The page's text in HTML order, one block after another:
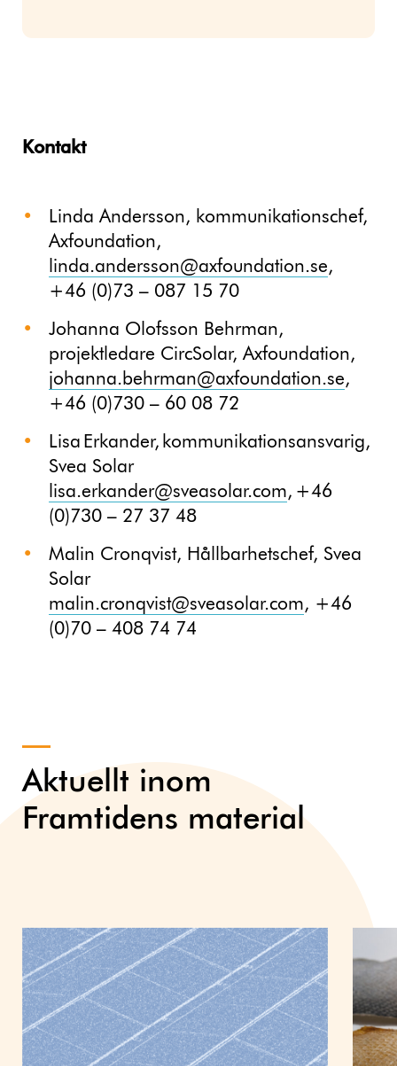
Kontakt
Linda Andersson, kommunikationschef,
Axfoundation,
linda.andersson@axfoundation.se,
+46 (0)73 – 087 15 70
Johanna Olofsson Behrman,
projektledare CircSolar, Axfoundation,
johanna.behrman@axfoundation.se,
+46 (0)730 – 60 08 72
Lisa Erkander, kommunikationsansvarig,
Svea Solar
lisa.erkander@sveasolar.com, +46
(0)730 – 27 37 48
Malin Cronqvist, Hållbarhetschef, Svea
Solar
malin.cronqvist@sveasolar.com, +46
(0)70 – 408 74 74
Aktuellt inom
Framtidens material